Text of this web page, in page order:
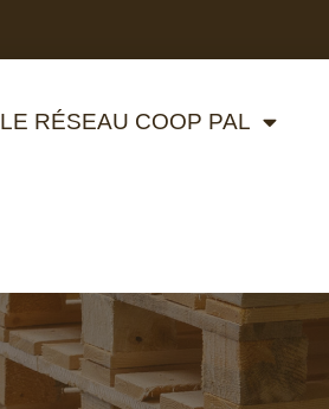
LE RÉSEAU COOP PAL